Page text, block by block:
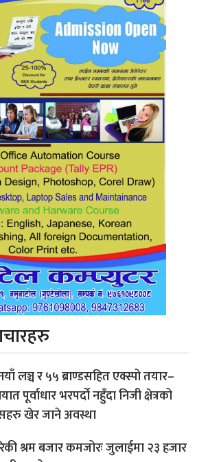
लञ्च र ५५ ब्राण्डसहित एक्स्पो तयार–
पूर्वाधार भरपर्दो नहुँदा निजी क्षेत्रको
खेर जाने अवस्था
श्रम बजार कमजोरः जुलाईमा २३ हजार